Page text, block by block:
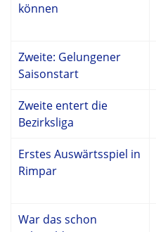
können
Zweite: Gelungener
Saisonstart
Zweite entert die
Bezirksliga
Erstes Auswärtsspiel in
Rimpar
War das schon